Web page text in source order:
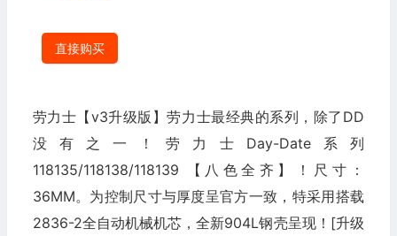
直接购买
劳力士【v3升级版】劳力士最经典的系列，除了DD
没有之一！劳力士Day-Date系列
118135/118138/118139 【八色全齐】！尺寸：
36MM。为控制尺寸与厚度呈官方一致，特采用搭载
2836-2全自动机械机芯，全新904L钢壳呈现！[升级